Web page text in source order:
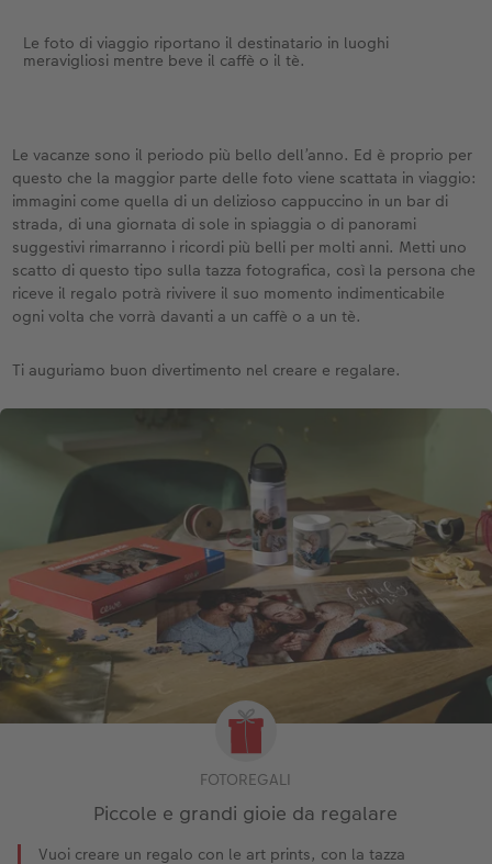
Le foto di viaggio riportano il destinatario in luoghi
meravigliosi mentre beve il caffè o il tè.
Le vacanze sono il periodo più bello dell’anno. Ed è proprio per
questo che la maggior parte delle foto viene scattata in viaggio:
immagini come quella di un delizioso cappuccino in un bar di
strada, di una giornata di sole in spiaggia o di panorami
suggestivi rimarranno i ricordi più belli per molti anni. Metti uno
scatto di questo tipo sulla tazza fotografica, così la persona che
riceve il regalo potrà rivivere il suo momento indimenticabile
ogni volta che vorrà davanti a un caffè o a un tè.
Ti auguriamo buon divertimento nel creare e regalare.
FOTOREGALI
Piccole e grandi gioie da regalare
Vuoi creare un regalo con le art prints, con la tazza